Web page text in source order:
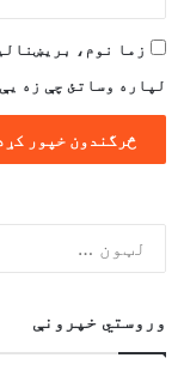
زما نوم،
لپاره وساتئ چې زه
وروستي خپرونې